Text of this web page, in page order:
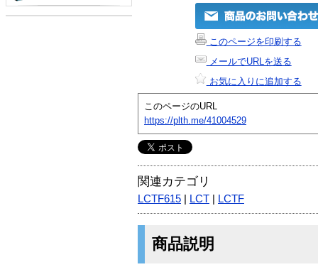
このページを印刷する
メールでURLを送る
お気に入りに追加する
このページのURL
https://plth.me/41004529
関連カテゴリ
LCTF615 LCT LCTF
商品説明